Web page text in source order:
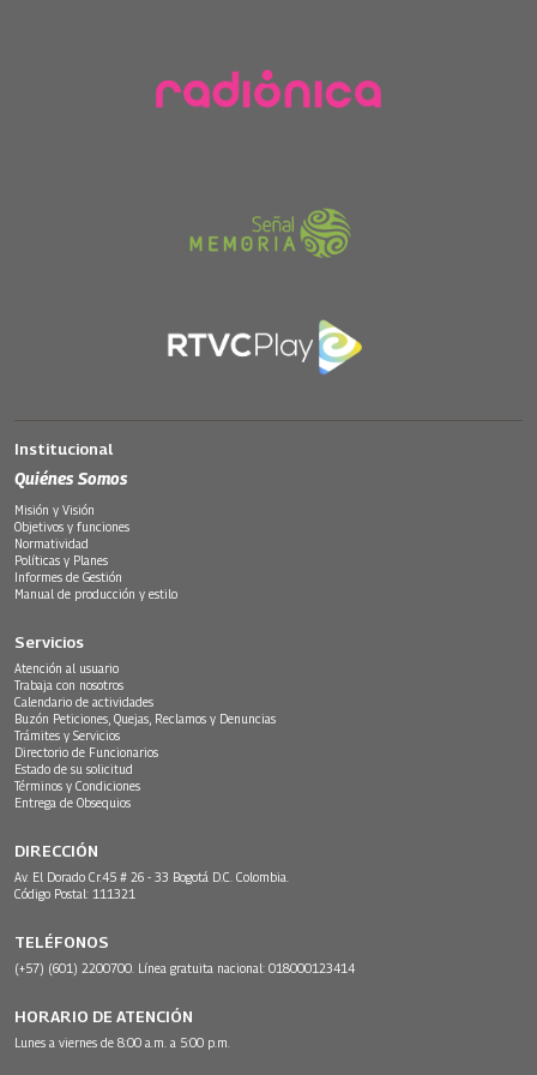
Institucional
Quiénes Somos
Misión y Visión
Objetivos y funciones
Normatividad
Políticas y Planes
Informes de Gestión
Manual de producción y estilo
Servicios
Atención al usuario
Trabaja con nosotros
Calendario de actividades
Buzón Peticiones, Quejas, Reclamos y Denuncias
Trámites y Servicios
Directorio de Funcionarios
Estado de su solicitud
Términos y Condiciones
Entrega de Obsequios
DIRECCIÓN
Av. El Dorado Cr.45 # 26 - 33 Bogotá D.C. Colombia.
Código Postal: 111321
TELÉFONOS
(+57) (601) 2200700. Línea gratuita nacional: 018000123414
HORARIO DE ATENCIÓN
Lunes a viernes de 8:00 a.m. a 5:00 p.m.